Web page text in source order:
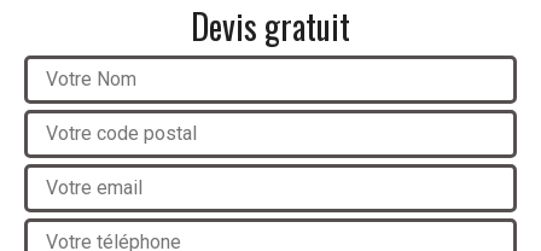
Devis gratuit